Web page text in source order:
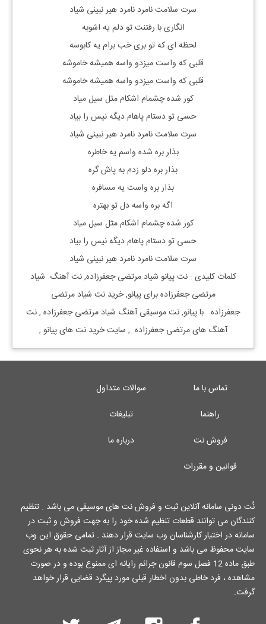
سرت سلامت نامرد نامرد هیر نبینی شیاد
انگاری با رفتنت تو دلم یه اشوبه
لحظه ای که تو بری خب برام یه کابوسه
قلبی که واست میزدو واسه همیشه خاموشه
قلبی که واست میزدو واسه همیشه خاموشه
کور شده چشمام اشکام مثل سیل میاد
حسی تو دستام پاهام دیگه نیس را بیاد
سرت سلامت نامرد نامرد هیر نبینی شیاد
بذار بره شده واسم یه خاطره
بذار بره دلو زدم به پاش گره
بذار بره واست یه مسافره
اگه بره واسه دل تو بهتره
کور شده چشمام اشکام مثل سیل میاد
حسی تو دستام پاهام دیگه نیس را بیاد
سرت سلامت نامرد نامرد هیر نبینی شیاد
کلمات کلیدی : نتپیانو شیاد مرتضی جعفرزاده, نت آهنگ شیاد
مرتضی جعفرزادهبرایپیانو, خرید نت شیاد مرتضی
جعفرزاده باپیانو, نت موسیقی آهنگ شیاد مرتضی جعفرزاده , نت
آهنگ هایمرتضی جعفرزاده , سایت خرید نت هایپیانو ,
تماس با ما
سوالات متداول
راهنما
تبلیغات
فروش نت
درباره ما
قوانین و مقررات
نُت دونی سامانه آنلاین ثبت و فروش نت های موسیقی می باشد . تنظیم
کنندگان می توانند قطعات تنظیم شده خود را به جهت فروش و ثبت در
سامانه در اختیار کارشناسان وب سایت قرار دهند . تمامی حقوق این وب
سایت محفوظ می باشد و استفاده غیر مجاز از آثار ثبت شده به هر نحوی
طبق ماده 12 فصل سوم قانون جرائم رایانه ای ممنوع بوده و در صورت
مشاهده ، فرد خاطی بدون اخطار قبلی مورد پیگرد قضایی قرار خواهد
گرفت.